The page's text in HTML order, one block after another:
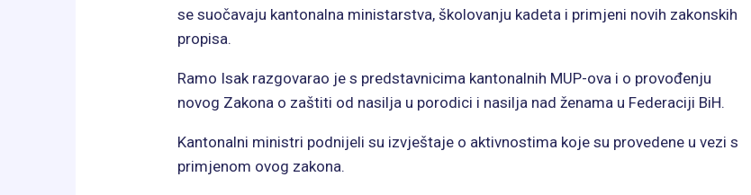
se suočavaju kantonalna ministarstva, školovanju kadeta i primjeni novih zakonskih
propisa.
Ramo Isak razgovarao je s predstavnicima kantonalnih MUP-ova i o provođenju
novog Zakona o zaštiti od nasilja u porodici i nasilja nad ženama u Federaciji BiH.
Kantonalni ministri podnijeli su izvještaje o aktivnostima koje su provedene u vezi s
primjenom ovog zakona.